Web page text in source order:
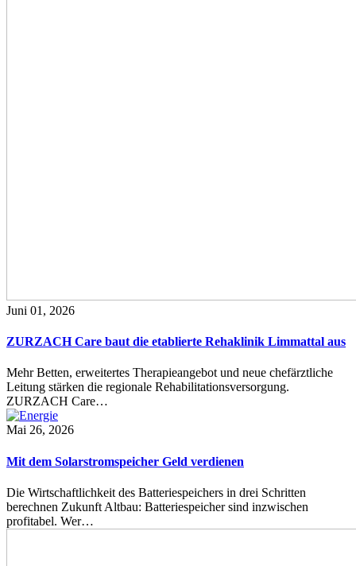
Juni 01, 2026
ZURZACH Care baut die etablierte Rehaklinik Limmattal aus
Mehr Betten, erweitertes Therapieangebot und neue chefärztliche
Leitung stärken die regionale Rehabilitationsversorgung.
ZURZACH Care…
Mai 26, 2026
Mit dem Solarstromspeicher Geld verdienen
Die Wirtschaftlichkeit des Batteriespeichers in drei Schritten
berechnen Zukunft Altbau: Batteriespeicher sind inzwischen
profitabel. Wer…